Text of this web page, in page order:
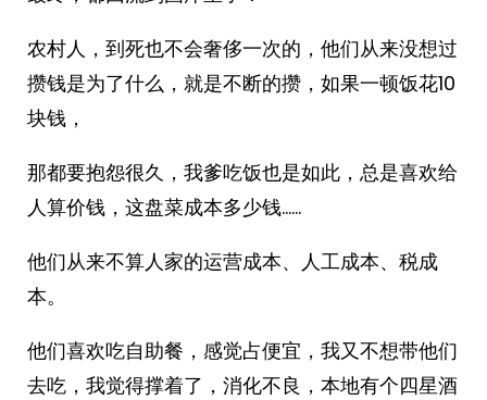
农村人，到死也不会奢侈一次的，他们从来没想过
攒钱是为了什么，就是不断的攒，如果一顿饭花10
块钱，
那都要抱怨很久，我爹吃饭也是如此，总是喜欢给
人算价钱，这盘菜成本多少钱……
他们从来不算人家的运营成本、人工成本、税成
本。
他们喜欢吃自助餐，感觉占便宜，我又不想带他们
去吃，我觉得撑着了，消化不良，本地有个四星酒